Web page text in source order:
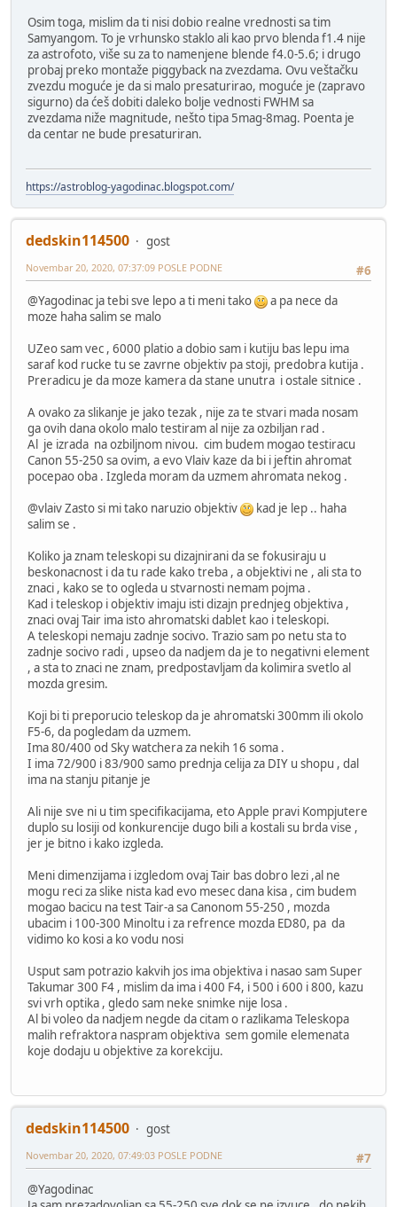
Osim toga, mislim da ti nisi dobio realne vrednosti sa tim
Samyangom. To je vrhunsko staklo ali kao prvo blenda f1.4 nije
za astrofoto, više su za to namenjene blende f4.0-5.6; i drugo
probaj preko montaže piggyback na zvezdama. Ovu veštačku
zvezdu moguće je da si malo presaturirao, moguće je (zapravo
sigurno) da ćeš dobiti daleko bolje vednosti FWHM sa
zvezdama niže magnitude, nešto tipa 5mag-8mag. Poenta je
da centar ne bude presaturiran.
https://astroblog-yagodinac.blogspot.com/
dedskin114500
gost
#6
Novembar 20, 2020, 07:37:09 POSLE PODNE
@Yagodinac ja tebi sve lepo a ti meni tako
a pa nece da
moze haha salim se malo
UZeo sam vec , 6000 platio a dobio sam i kutiju bas lepu ima
saraf kod rucke tu se zavrne objektiv pa stoji, predobra kutija .
Preradicu je da moze kamera da stane unutra i ostale sitnice .
A ovako za slikanje je jako tezak , nije za te stvari mada nosam
ga ovih dana okolo malo testiram al nije za ozbiljan rad .
Al je izrada na ozbiljnom nivou. cim budem mogao testiracu
Canon 55-250 sa ovim, a evo Vlaiv kaze da bi i jeftin ahromat
pocepao oba . Izgleda moram da uzmem ahromata nekog .
@vlaiv Zasto si mi tako naruzio objektiv
kad je lep .. haha
salim se .
Koliko ja znam teleskopi su dizajnirani da se fokusiraju u
beskonacnost i da tu rade kako treba , a objektivi ne , ali sta to
znaci , kako se to ogleda u stvarnosti nemam pojma .
Kad i teleskop i objektiv imaju isti dizajn prednjeg objektiva ,
znaci ovaj Tair ima isto ahromatski dablet kao i teleskopi.
A teleskopi nemaju zadnje socivo. Trazio sam po netu sta to
zadnje socivo radi , upseo da nadjem da je to negativni element
, a sta to znaci ne znam, predpostavljam da kolimira svetlo al
mozda gresim.
Koji bi ti preporucio teleskop da je ahromatski 300mm ili okolo
F5-6, da pogledam da uzmem.
Ima 80/400 od Sky watchera za nekih 16 soma .
I ima 72/900 i 83/900 samo prednja celija za DIY u shopu , dal
ima na stanju pitanje je
Ali nije sve ni u tim specifikacijama, eto Apple pravi Kompjutere
duplo su losiji od konkurencije dugo bili a kostali su brda vise ,
jer je bitno i kako izgleda.
Meni dimenzijama i izgledom ovaj Tair bas dobro lezi ,al ne
mogu reci za slike nista kad evo mesec dana kisa , cim budem
mogao bacicu na test Tair-a sa Canonom 55-250 , mozda
ubacim i 100-300 Minoltu i za refrence mozda ED80, pa da
vidimo ko kosi a ko vodu nosi
Usput sam potrazio kakvih jos ima objektiva i nasao sam Super
Takumar 300 F4 , mislim da ima i 400 F4, i 500 i 600 i 800, kazu
svi vrh optika , gledo sam neke snimke nije losa .
Al bi voleo da nadjem negde da citam o razlikama Teleskopa
malih refraktora naspram objektiva sem gomile elemenata
koje dodaju u objektive za korekciju.
dedskin114500
gost
#7
Novembar 20, 2020, 07:49:03 POSLE PODNE
@Yagodinac